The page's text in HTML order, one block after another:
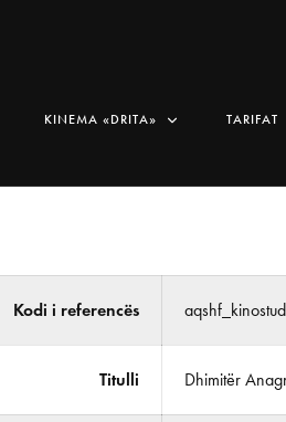
KINEMA «DRITA» TARIFAT
Kodi i referencës
Titulli Dhimitër